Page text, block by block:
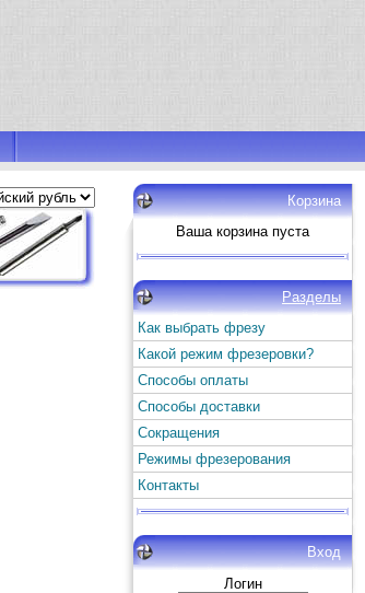
Корзина
Ваша корзина пуста
Разделы
Как выбрать фрезу
Какой режим фрезеровки?
Способы оплаты
Способы доставки
Сокращения
Режимы фрезерования
Контакты
Вход
Логин